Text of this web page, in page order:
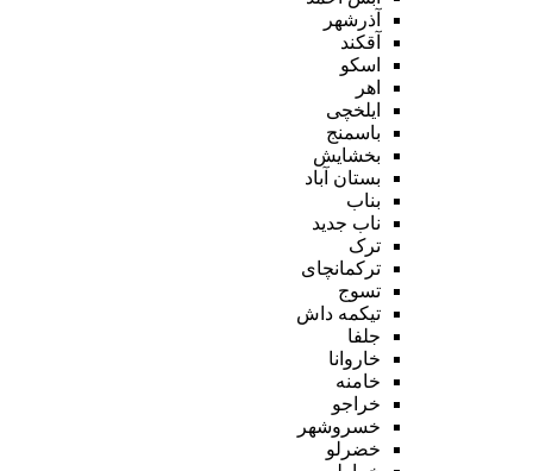
آذرشهر
آقکند
اسکو
اهر
ایلخچی
باسمنج
بخشایش
بستان آباد
بناب
ناب جدید
ترک
ترکمانچای
تسوج
تیکمه داش
جلفا
خاروانا
خامنه
خراجو
خسروشهر
خضرلو